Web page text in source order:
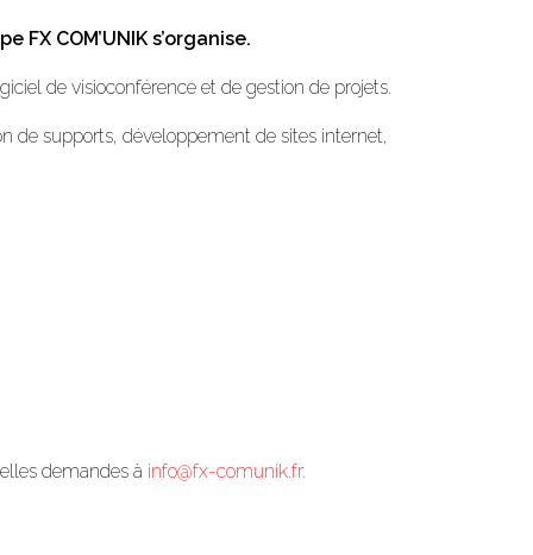
FX COM’UNIK s’organise.
de visioconférence et de gestion de projets.
de supports, développement de sites internet,
demandes à info@fx-comunik.fr.